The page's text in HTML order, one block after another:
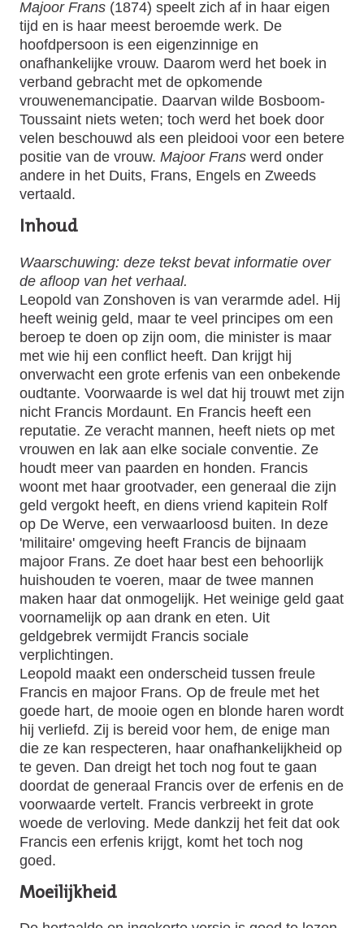
Majoor Frans (1874) speelt zich af in haar eigen
tijd en is haar meest beroemde werk. De
hoofdpersoon is een eigenzinnige en
onafhankelijke vrouw. Daarom werd het boek in
verband gebracht met de opkomende
vrouwenemancipatie. Daarvan wilde Bosboom-
Toussaint niets weten; toch werd het boek door
velen beschouwd als een pleidooi voor een betere
positie van de vrouw. Majoor Frans werd onder
andere in het Duits, Frans, Engels en Zweeds
vertaald.
Inhoud
Waarschuwing: deze tekst bevat informatie over
de afloop van het verhaal.
Leopold van Zonshoven is van verarmde adel. Hij
heeft weinig geld, maar te veel principes om een
beroep te doen op zijn oom, die minister is maar
met wie hij een conflict heeft. Dan krijgt hij
onverwacht een grote erfenis van een onbekende
oudtante. Voorwaarde is wel dat hij trouwt met zijn
nicht Francis Mordaunt. En Francis heeft een
reputatie. Ze veracht mannen, heeft niets op met
vrouwen en lak aan elke sociale conventie. Ze
houdt meer van paarden en honden. Francis
woont met haar grootvader, een generaal die zijn
geld vergokt heeft, en diens vriend kapitein Rolf
op De Werve, een verwaarloosd buiten. In deze
'militaire' omgeving heeft Francis de bijnaam
majoor Frans. Ze doet haar best een behoorlijk
huishouden te voeren, maar de twee mannen
maken haar dat onmogelijk. Het weinige geld gaat
voornamelijk op aan drank en eten. Uit
geldgebrek vermijdt Francis sociale
verplichtingen.
Leopold maakt een onderscheid tussen freule
Francis en majoor Frans. Op de freule met het
goede hart, de mooie ogen en blonde haren wordt
hij verliefd. Zij is bereid voor hem, de enige man
die ze kan respecteren, haar onafhankelijkheid op
te geven. Dan dreigt het toch nog fout te gaan
doordat de generaal Francis over de erfenis en de
voorwaarde vertelt. Francis verbreekt in grote
woede de verloving. Mede dankzij het feit dat ook
Francis een erfenis krijgt, komt het toch nog
goed.
Moeilijkheid